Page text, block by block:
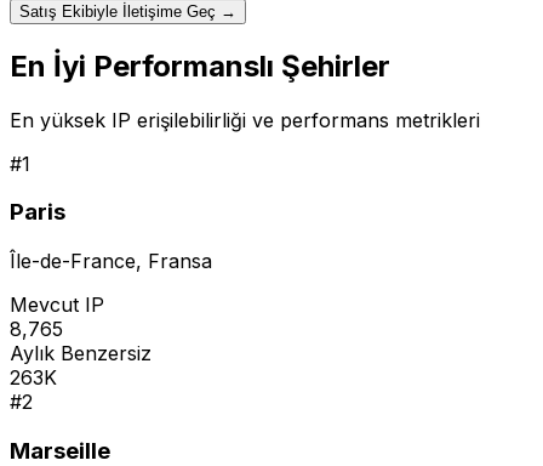
Satış Ekibiyle İletişime Geç →
En İyi Performanslı Şehirler
En yüksek IP erişilebilirliği ve performans metrikleri
#1
Paris
Île-de-France, Fransa
Mevcut IP
8,765
Aylık Benzersiz
263K
#2
Marseille